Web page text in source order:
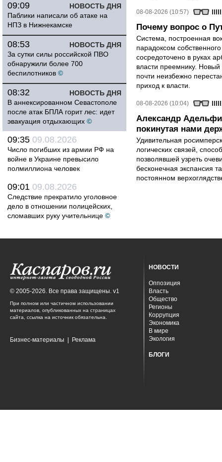
НОВОСТЬ ДНЯ
09:09
Паблики написали об атаке на
НПЗ в Нижнекамске
НОВОСТЬ ДНЯ
08:53
За сутки силы российской ПВО
обнаружили более 700
беспилотников ©
НОВОСТЬ ДНЯ
08:32
В аннексированном Севастополе
после атак БПЛА горит лес: идет
эвакуация отдыхающих ©
09:35 09.08.2026
Число погибших из армии РФ на
войне в Украине превысило
полмиллиона человек
09:01 09.08.2026
Следствие прекратило уголовное
дело в отношении полицейских,
сломавших руку учительнице ©
08-08-2026 (10:57)
Почему вопрос о
Система, построенная
парадоксом
сосредоточено в руках
власти преемнику.
почти неизбежно
приход к власти.
08-08-2026 (10:04)
Александр
покинутая нами
Удивительная
логических связей,
позволявшей узреть
бесконечная экспансия
постоянном
© 2005-2026. Все права защищены. v1
При полном или частичном использовании
материалов, опубликованных на страницах
сайта, ссылка на источник обязательна.
Бизнес-материалы Реклама
НОВОСТИ
Оппозиция
Власть
Общество
Регионы
Коррупция
Экономика
В мире
Экология
БЛОГИ